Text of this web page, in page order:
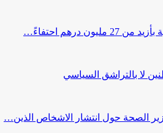
احتفاءً…
لا بالتراشق السياسي
الصحة حول انتشار الاشخاص الذين…